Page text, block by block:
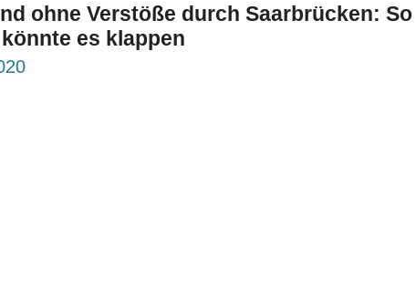
ohne Verstöße durch Saarbrücken: So
könnte es klappen